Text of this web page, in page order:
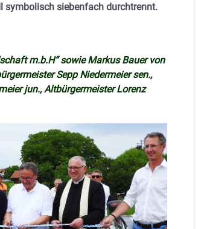
siebenfach durchtrennt.
m.b.H“ sowie Markus Bauer von
Sepp Niedermeier sen.,
jun., Altbürgermeister Lorenz